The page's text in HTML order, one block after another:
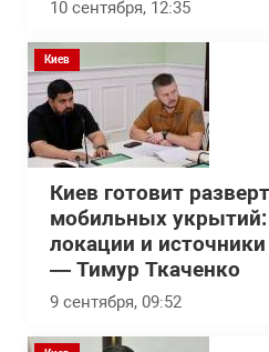
10 сентября, 12:35
Киев
Киев готовит
мобильных
локации и
— Тимур Ткаченко
9 сентября, 09:52